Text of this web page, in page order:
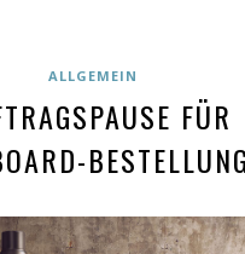
ALLGEMEIN
FÜR